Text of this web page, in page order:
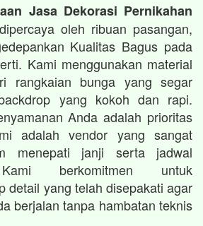
Jasa Dekorasi Pernikahan
oleh ribuan pasangan,
Kualitas Bagus pada
Kami menggunakan material
rangkaian bunga yang segar
yang kokoh dan rapi.
Anda adalah prioritas
adalah vendor yang sangat
menepati janji serta jadwal
berkomitmen untuk
detail yang telah disepakati agar
berjalan tanpa hambatan teknis